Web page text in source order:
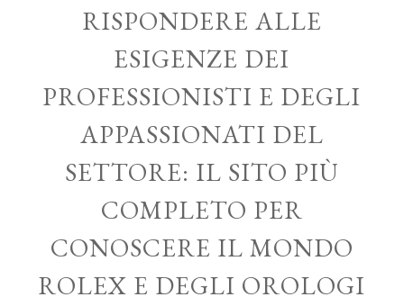
RISPONDERE ALLE
ESIGENZE DEI
PROFESSIONISTI E DEGLI
APPASSIONATI DEL
SETTORE: IL SITO PIÙ
COMPLETO PER
CONOSCERE IL MONDO
ROLEX E DEGLI OROLOGI